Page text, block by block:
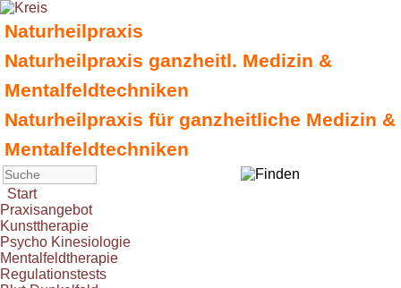
Naturheilpraxis
Naturheilpraxis ganzheitl. Medizin &
Mentalfeldtechniken
Naturheilpraxis für ganzheitliche Medizin &
Mentalfeldtechniken
Start
Praxisangebot
Kunsttherapie
Psycho Kinesiologie
Mentalfeldtherapie
Regulationstests